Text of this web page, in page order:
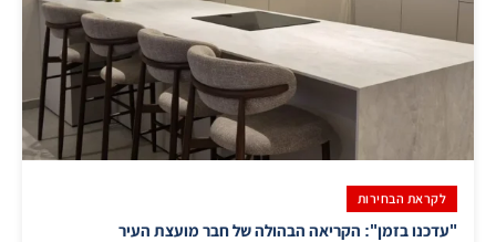
לקראת הבחירות
"עדכנו בזמן": הקריאה הבהולה של חבר מועצת העיר